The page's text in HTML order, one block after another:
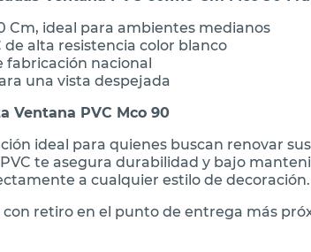
Cm, ideal para ambientes medianos
de alta resistencia color blanco
fabricación nacional
una vista despejada
Ventana PVC Mco 90
ideal para quienes buscan renovar
te asegura durabilidad y bajo
a cualquier estilo de decoración.
retiro en el punto de entrega más